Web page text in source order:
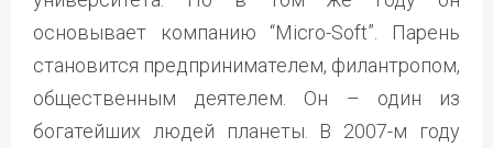
основывает компанию “Micro-Soft”. Парень
становится предпринимателем, филантропом,
общественным деятелем. Он – один из
богатейших людей планеты. В 2007-м году